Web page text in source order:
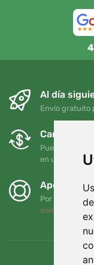
Al día
Envío gratuito
Cambios y
Puede
en un plazo
Apoyamos
Por cada
somos